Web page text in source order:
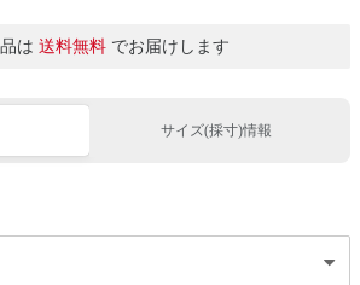
は 送料無料 でお届けします
サイズ(採寸)情報